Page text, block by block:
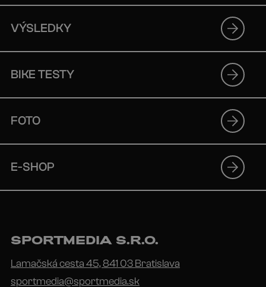
VÝSLEDKY
BIKE TESTY
FOTO
E-SHOP
SPORTMEDIA S.R.O.
Lamačská cesta 45, 841 03 Bratislava
sportmedia@sportmedia.sk